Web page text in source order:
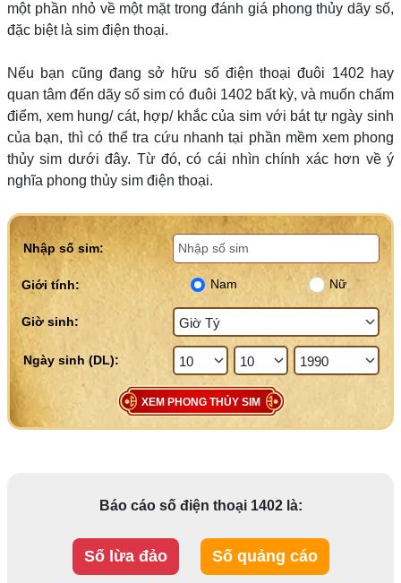
một phần nhỏ về một mặt trong đánh giá phong thủy dãy số,
đặc biệt là sim điện thoại.
Nếu bạn cũng đang sở hữu số điện thoại đuôi 1402 hay
quan tâm đến dãy số sim có đuôi 1402 bất kỳ, và muốn chấm
điểm, xem hung/ cát, hợp/ khắc của sim với bát tự ngày sinh
của bạn, thì có thể tra cứu nhanh tại phần mềm xem phong
thủy sim dưới đây. Từ đó, có cái nhìn chính xác hơn về ý
nghĩa phong thủy sim điện thoại.
Nhập số sim:
Giới tính: Nam Nữ
Giờ sinh:
XEM PHONG THỦY SIM
Báo cáo số điện thoại 1402 là:
Số lừa đảo Số quảng cáo